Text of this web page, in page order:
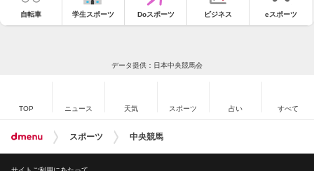
自転車 学生スポーツ Doスポーツ ビジネス eスポーツ
データ提供：日本中央競馬会
TOP ニュース 天気 スポーツ 占い すべて
スポーツ 中央競馬